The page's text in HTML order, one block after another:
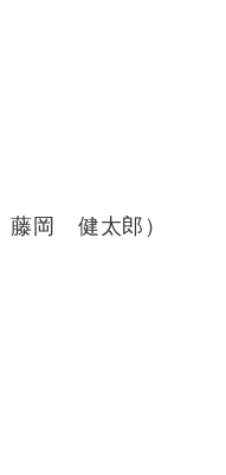
岡 健太郎）